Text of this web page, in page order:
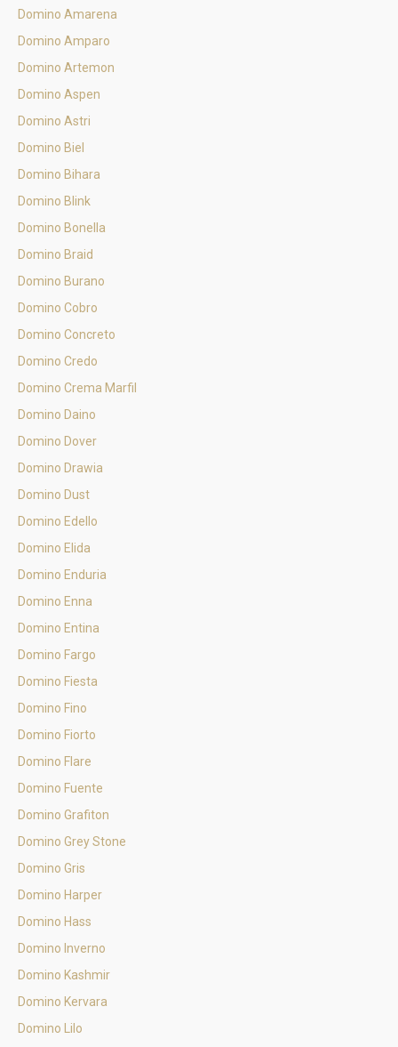
Domino Amarena
Domino Amparo
Domino Artemon
Domino Aspen
Domino Astri
Domino Biel
Domino Bihara
Domino Blink
Domino Bonella
Domino Braid
Domino Burano
Domino Cobro
Domino Concreto
Domino Credo
Domino Crema Marfil
Domino Daino
Domino Dover
Domino Drawia
Domino Dust
Domino Edello
Domino Elida
Domino Enduria
Domino Enna
Domino Entina
Domino Fargo
Domino Fiesta
Domino Fino
Domino Fiorto
Domino Flare
Domino Fuente
Domino Grafiton
Domino Grey Stone
Domino Gris
Domino Harper
Domino Hass
Domino Inverno
Domino Kashmir
Domino Kervara
Domino Lilo